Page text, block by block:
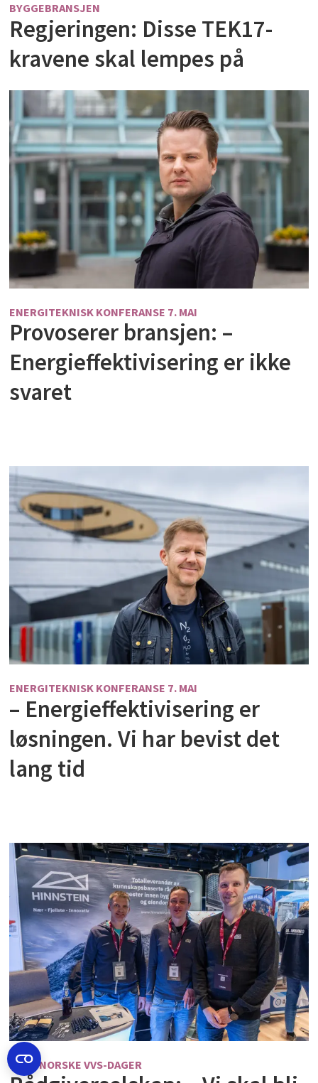
BYGGEBRANSJEN
Regjeringen: Disse TEK17-
kravene skal lempes på
ENERGITEKNISK KONFERANSE 7. MAI
Provoserer bransjen: –
Energieffektivisering er ikke
svaret
ENERGITEKNISK KONFERANSE 7. MAI
– Energieffektivisering er
løsningen. Vi har bevist det
lang tid
NORDNORSKE VVS-DAGER